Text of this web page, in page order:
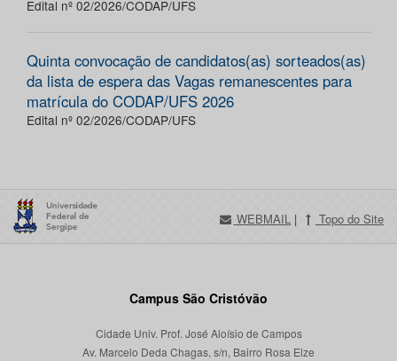
Edital nº 02/2026/CODAP/UFS
Quinta convocação de candidatos(as) sorteados(as)
da lista de espera das Vagas remanescentes para
matrícula do CODAP/UFS 2026
Edital nº 02/2026/CODAP/UFS
WEBMAIL | Topo do Site
Campus São Cristóvão
Cidade Univ. Prof. José Aloísio de Campos
Av. Marcelo Deda Chagas, s/n, Bairro Rosa Elze